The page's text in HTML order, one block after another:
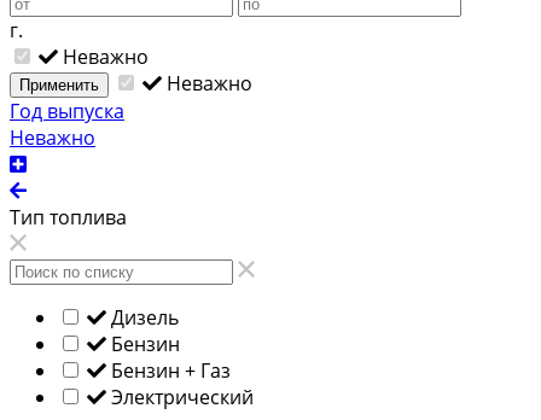
г.
Неважно
Применить
Неважно
Год выпуска
Неважно
Тип топлива
Дизель
Бензин
Бензин + Газ
Электрический